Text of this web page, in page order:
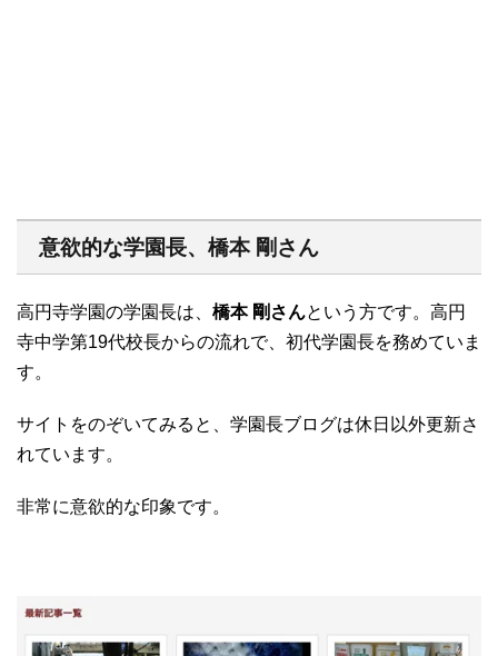
意欲的な学園長、橋本 剛さん
高円寺学園の学園長は、 橋本 剛さんという方です。高円
寺中学第19代校長からの流れで、初代学園長を務めていま
す。
サイトをのぞいてみると、学園長ブログは休日以外更新さ
れています。
非常に意欲的な印象です。